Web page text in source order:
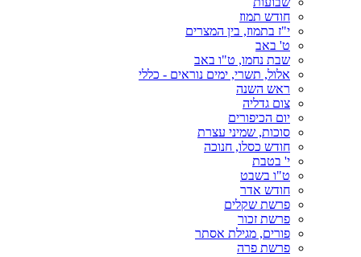
חודש תמוז
י"ז בתמוז, בין המצרים
ט' באב
שבת נחמו, ט"ו באב
אלול, תשרי, ימים נוראים - כללי
ראש השנה
צום גדליה
יום הכיפורים
סוכות, שמיני עצרת
חודש כסלו, חנוכה
י' בטבת
ט"ו בשבט
חודש אדר
פרשת שקלים
פרשת זכור
פורים, מגילת אסתר
פרשת פרה